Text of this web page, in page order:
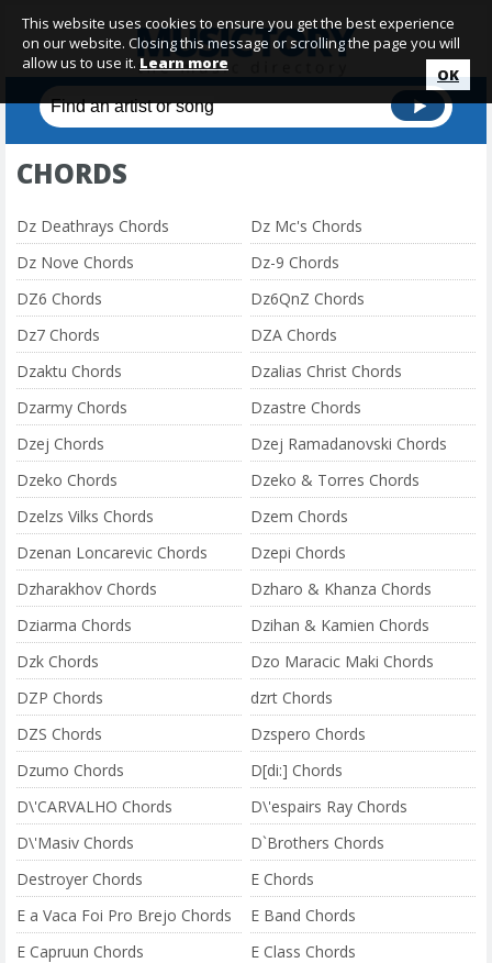
CHORDS
Dz Deathrays Chords
Dz Mc's Chords
Dz Nove Chords
Dz-9 Chords
DZ6 Chords
Dz6QnZ Chords
Dz7 Chords
DZA Chords
Dzaktu Chords
Dzalias Christ Chords
Dzarmy Chords
Dzastre Chords
Dzej Chords
Dzej Ramadanovski Chords
Dzeko Chords
Dzeko & Torres Chords
Dzelzs Vilks Chords
Dzem Chords
Dzenan Loncarevic Chords
Dzepi Chords
Dzharakhov Chords
Dzharo & Khanza Chords
Dziarma Chords
Dzihan & Kamien Chords
Dzk Chords
Dzo Maracic Maki Chords
DZP Chords
dzrt Chords
DZS Chords
Dzspero Chords
Dzumo Chords
D[di:] Chords
D\'CARVALHO Chords
D\'espairs Ray Chords
D\'Masiv Chords
D`Brothers Chords
Dеstroyer Chords
E Chords
E a Vaca Foi Pro Brejo Chords
E Band Chords
E Capruun Chords
E Class Chords
This website uses cookies to ensure you get the best experience
on our website. Closing this message or scrolling the page you will
allow us to use it. Learn more
OK